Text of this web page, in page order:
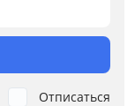
Отписаться